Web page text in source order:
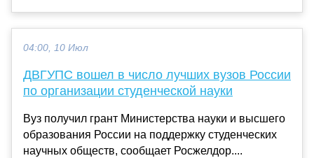
04:00, 10 Июл
ДВГУПС вошел в число лучших вузов России
по организации студенческой науки
Вуз получил грант Министерства науки и высшего
образования России на поддержку студенческих
научных обществ, сообщает Росжелдор....